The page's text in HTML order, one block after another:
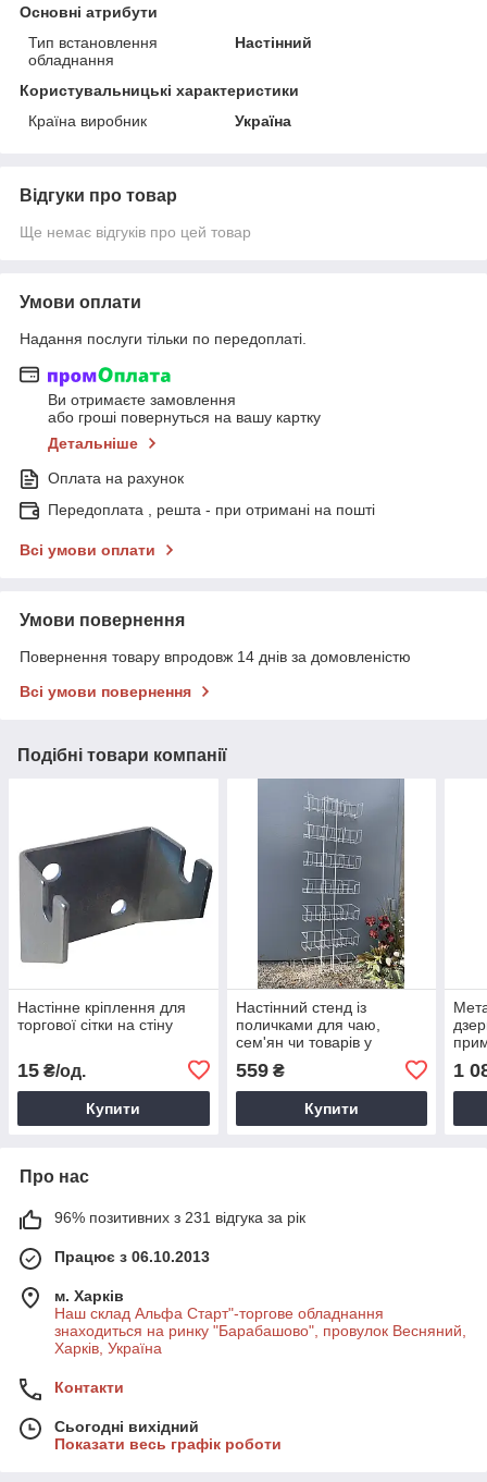
Основні атрибути
Тип встановлення
обладнання
Настінний
Користувальницькі характеристики
Країна виробник
Україна
Відгуки про товар
Ще немає відгуків про цей товар
Умови оплати
Надання послуги тільки по передоплаті.
Ви отримаєте замовлення
або гроші повернуться на вашу картку
Детальніше
Оплата на рахунок
Передоплата , решта - при отримані на пошті
Всі умови оплати
Умови повернення
Повернення товару впродовж 14 днів за домовленістю
Всі умови повернення
Подібні товари компанії
Настінне кріплення для
торгової сітки на стіну
15 ₴/од.
Купити
Настінний стенд із
поличками для чаю,
сем'ян чи товарів у
559₴
Купити
1
Про нас
96% позитивних з 231 відгука за рік
Працює з 06.10.2013
м. Харків
Наш склад Альфа Старт"-торгове обладнання
знаходиться на ринку "Барабашово", провулок Весняний,
Харків, Україна
Контакти
Сьогодні вихідний
Показати весь графік роботи